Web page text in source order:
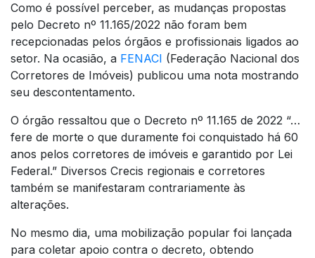
Como é possível perceber, as mudanças propostas
pelo Decreto nº 11.165/2022 não foram bem
recepcionadas pelos órgãos e profissionais ligados ao
setor. Na ocasião, a FENACI (Federação Nacional dos
Corretores de Imóveis) publicou uma nota mostrando
seu descontentamento.
O órgão ressaltou que o Decreto nº 11.165 de 2022 “…
fere de morte o que duramente foi conquistado há 60
anos pelos corretores de imóveis e garantido por Lei
Federal.” Diversos Crecis regionais e corretores
também se manifestaram contrariamente às
alterações.
No mesmo dia, uma mobilização popular foi lançada
para coletar apoio contra o decreto, obtendo